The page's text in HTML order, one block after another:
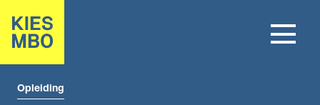
Opleiding